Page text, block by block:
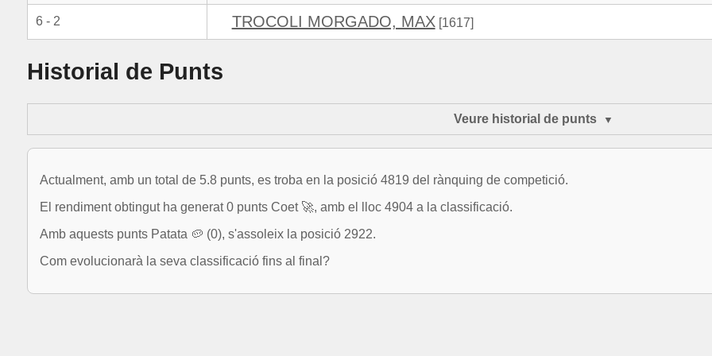
6 - 2 TROCOLI MORGADO, MAX [1617]
Historial de Punts
Veure historial de punts
Actualment, amb un total de 5.8 punts, es troba en la posició 4819 del rànquing de competició.
El rendiment obtingut ha generat 0 punts Coet 🚀, amb el lloc 4904 a la classificació.
Amb aquests punts Patata 🥔 (0), s'assoleix la posició 2922.
Com evolucionarà la seva classificació fins al final?